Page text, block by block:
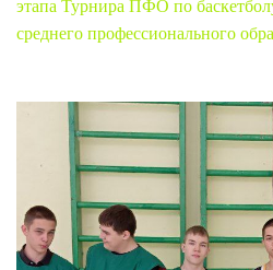
этапа Турнира ПФО по
среднего профессионального